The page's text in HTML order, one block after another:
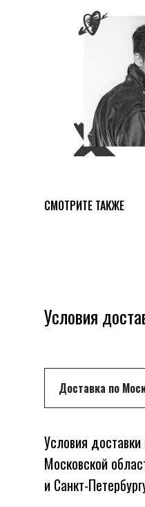
СМОТРИТЕ ТАКЖЕ
Условия
Условия
Московской
и Санкт-